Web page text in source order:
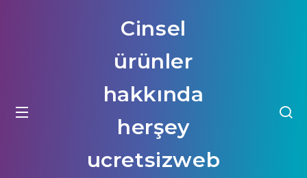
Cinsel
ürünler
hakkında
herşey
ucretsizweb